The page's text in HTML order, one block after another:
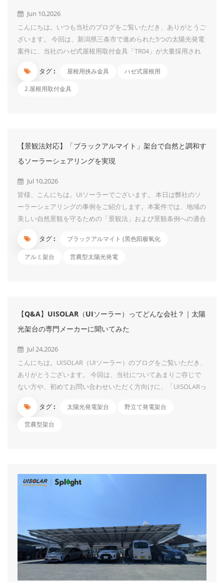
Jun 10,2026
こんにちは。いつも当社のブログをご覧いただき、ありがとうご
ざいます。 今回は、新潟県三条市で進められた5つの太陽光発電
案件に、当社のハゼ式屋根用取付金具「TR04」が大量採用され
所：新潟県三条市（全5案件） パネル枚数：合計3,676枚 システ
ム容量：合計約1.7MW 三条市のさまざまなハゼ式屋根をもつ建
れるのが「屋根へのダメージ」と「施工の手間」です。TR04
は、そんな不安を根本から解消するクランプ式の取付金具です。
リブを挟...
タグ : 屋根用挟み金具 ハゼ式屋根用
2.屋根用取付金具
【景観法対応】「ブラックアルマイト」架台で自然と調和す
るソーラーシェアリングを実現
Jul 10,2026
皆様、こんにちは。UIソーラーでございます。 本日は弊社のソ
ーラーシェアリングの事例をご紹介します。本案件では、地域の
美しい自然景観を守るための「景観法」および景観条例への適合
（アルマイト処理）を施したアルミ架台を採用いたしました。
■ 景観法をクリアする「ブラックアルマイト」の選択 山梨県のよ
に溶け込みやすく、地域の景観ガイドラインを高い水準でクリア
しました。 ■ 陽極酸化処理（アルマイト）ならではのメリット
タグ : ブラックアルマイト (黑色阳极氧化
アルミ架台 営農型太陽光発電
【Q&A】UISOLAR（UIソーラー）ってどんな会社？｜太陽
光架台の専門メーカーに聞いてみた
Jul 24,2026
こんにちは。UISOLAR（UIソーラー）のブログをご覧いただき、
ありがとうございます。 今回は、当社についてあまりご存じで
ない方や、初めてお問い合わせいただく方向けに、「UISOLARっ
えしていきます。 Q1. UISOLARはどんな会社ですか？ A.
UISOLAR（厦门宇投太阳能科技有限公司）は、太陽光発電用架台
天津・黄驛にも生産拠点を構え、グループ全体で一貫した生産体
タグ : 太陽光発電架台 野立て発電架台
営農型架台